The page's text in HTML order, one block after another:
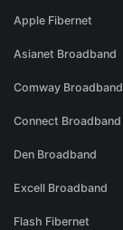
Apple Fibernet
Asianet Broadband
Comway Broadband
Connect Broadband
Den Broadband
Excell Broadband
Flash Fibernet